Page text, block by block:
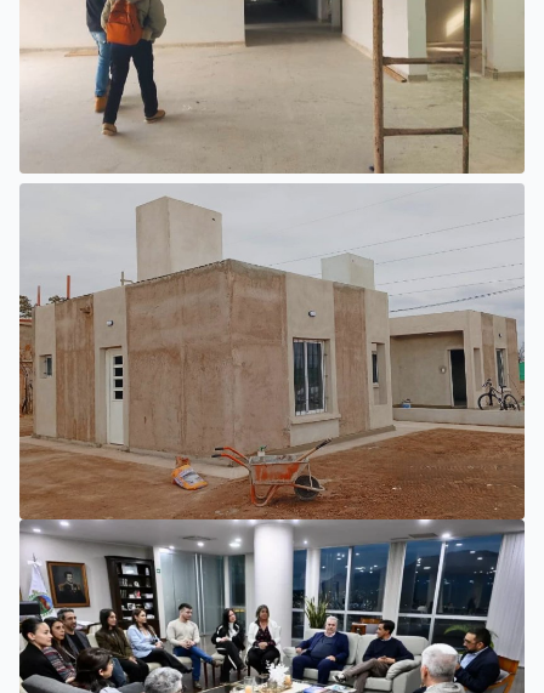
EL NUEVO HOSPITAL DE UNIÓN
PROGRESA CON TRABAJOS
INTERIORES Y EXTERIORES
SAN LUIS
LA PROVINCIA IMPULSA NUEVAS ETAPAS EN LA
CONSTRUCCIÓN DE VIVIENDAS EN PUEYRREDÓN